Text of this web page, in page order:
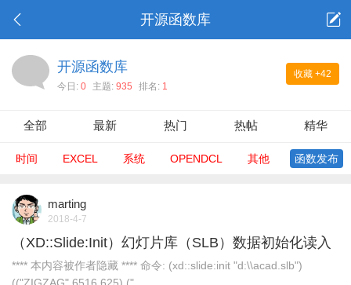
开源函数库
收藏 +42
开源函数库
今日: 0 主题: 935 排名: 1
全部 最新 热门 热帖 精华
时间 EXCEL 系统 OPENDCL 其他 函数发布
marting
2018-4-7
（XD::Slide:Init）幻灯片库（SLB）数据初始化读入
**** 本内容被作者隐藏 **** 命令: (xd::slide:init "d:\\acad.slb")